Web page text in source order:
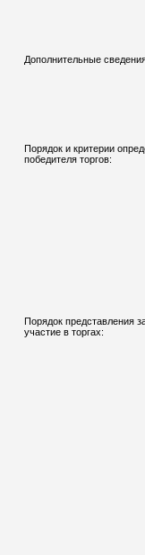
Дополнительные
Порядок и критерии
победителя торгов:
Порядок представления
участие в торгах: